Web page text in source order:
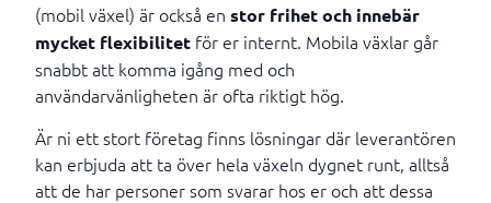
(mobil växel) är också en stor frihet och innebär
mycket flexibilitet för er internt. Mobila växlar går
snabbt att komma igång med och
användarvänligheten är ofta riktigt hög.
Är ni ett stort företag finns lösningar där leverantören
kan erbjuda att ta över hela växeln dygnet runt, alltså
att de har personer som svarar hos er och att dessa